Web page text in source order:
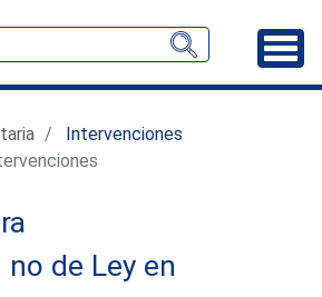
Intervenciones
de Ley en